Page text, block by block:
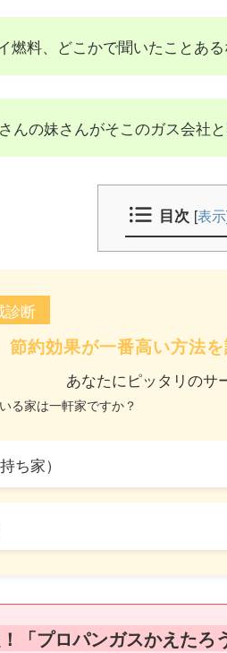
燃料、どこかで聞いたことある
んの妹さんがそこのガス会社
目次 [表示
診断
節約効果が一番高い方法を
あなたにピッタリのサ
る家は一軒家ですか？
ち家）
「プロパンガスかえたろ